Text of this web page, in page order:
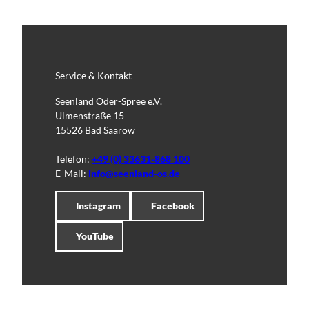
Service & Kontakt
Seenland Oder-Spree e.V.
Ulmenstraße 15
15526 Bad Saarow
Telefon: +49 (0) 33631-868 100
E-Mail: info@seenland-os.de
Instagram Facebook
YouTube